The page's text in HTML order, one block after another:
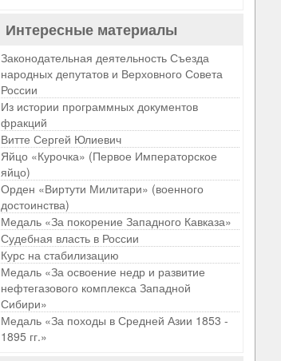
Интересные материалы
Законодательная деятельность Съезда
народных депутатов и Верховного Совета
России
Из истории программных документов
фракций
Витте Сергей Юлиевич
Яйцо «Курочка» (Первое Императорское
яйцо)
Орден «Виртути Милитари» (военного
достоинства)
Медаль «За покорение Западного Кавказа»
Судебная власть в России
Курс на стабилизацию
Медаль «За освоение недр и развитие
нефтегазового комплекса Западной
Сибири»
Медаль «За походы в Средней Азии 1853 -
1895 гг.»